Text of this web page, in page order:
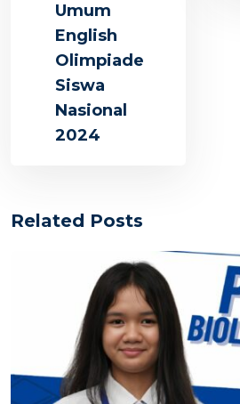
Umum
English
Olimpiade
Siswa
Nasional
2024
Related Posts